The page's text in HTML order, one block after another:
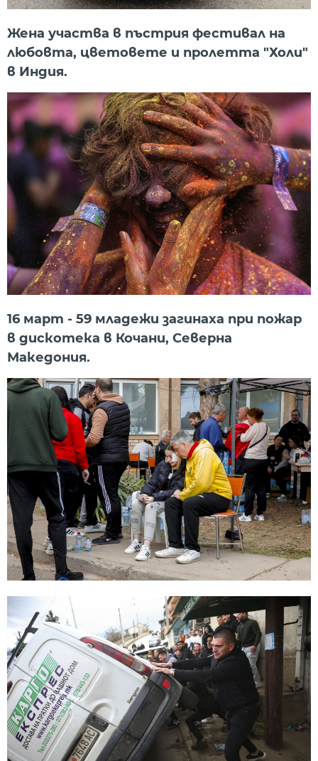
Жена участва в пъстрия фестивал на
любовта, цветовете и пролетта "Холи"
в Индия.
16 март - 59 младежи загинаха при пожар
в дискотека в Кочани, Северна
Македония.